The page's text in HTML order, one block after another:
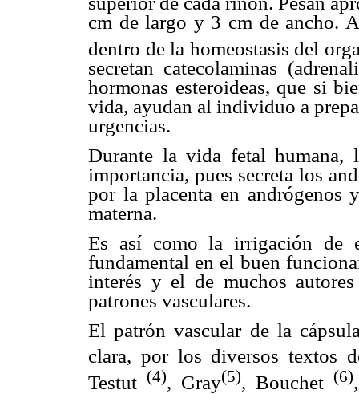
cm de largo y 3 cm de ancho.
dentro de la homeostasis del
secretan catecolaminas
hormonas esteroideas, que si
vida, ayudan al individuo a
urgencias.
Durante la vida fetal humana,
importancia, pues secreta los
por la placenta en andrógenos
materna.
Es así como la irrigación de
fundamental en el buen
interés y el de muchos
patrones vasculares.
El patrón vascular de la
clara, por los diversos textos
Testut (4), Gray(5), Bouchet (6)